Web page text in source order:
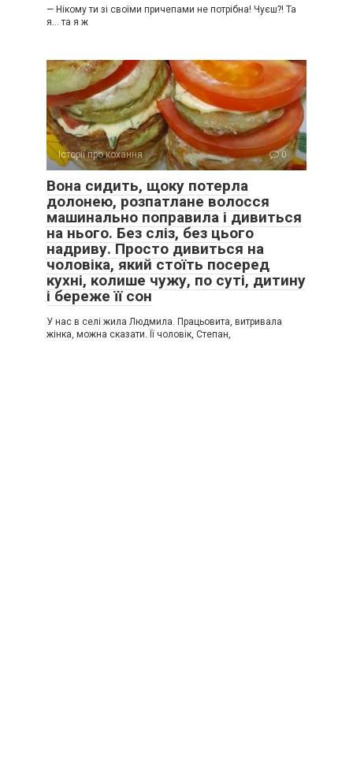
— Нікому ти зі своїми причепами не потрібна! Чуєш?! Та
я… та я ж
Історії про кохання 0
Вона сидить, щоку потерла
долонею, розпатлане волосся
машинально поправила і дивиться
на нього. Без сліз, без цього
надриву. Просто дивиться на
чоловіка, який стоїть посеред
кухні, колише чужу, по суті, дитину
і береже її сон
У нас в селі жила Людмила. Працьовита, витривала
жінка, можна сказати. Її чоловік, Степан,